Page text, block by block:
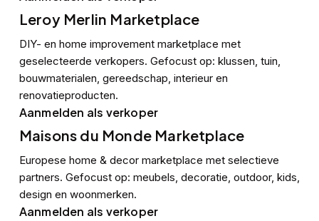
Leroy Merlin Marketplace
DIY- en home improvement marketplace met
geselecteerde verkopers. Gefocust op: klussen, tuin,
bouwmaterialen, gereedschap, interieur en
renovatieproducten.
Aanmelden als verkoper
Maisons du Monde Marketplace
Europese home & decor marketplace met selectieve
partners. Gefocust op: meubels, decoratie, outdoor, kids,
design en woonmerken.
Aanmelden als verkoper